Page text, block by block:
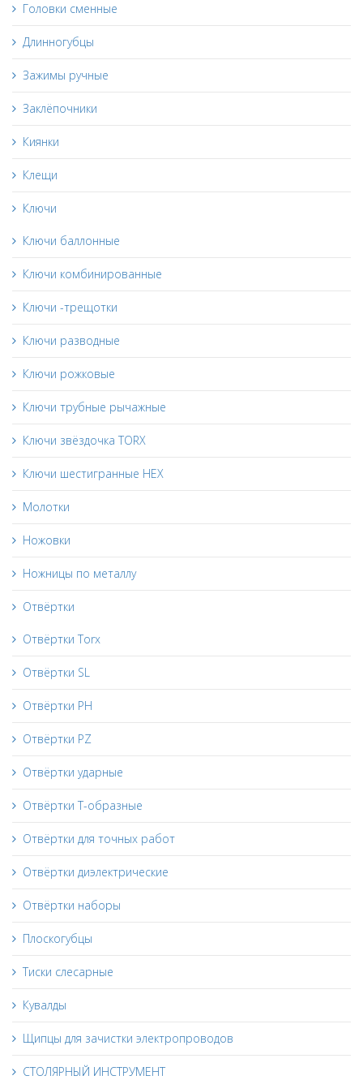
Головки сменные
Длинногубцы
Зажимы ручные
Заклёпочники
Киянки
Клещи
Ключи
Ключи баллонные
Ключи комбинированные
Ключи -трещотки
Ключи разводные
Ключи рожковые
Ключи трубные рычажные
Ключи звёздочка TORX
Ключи шестигранные HEX
Молотки
Ножовки
Ножницы по металлу
Отвёртки
Отвёртки Torx
Отвёртки SL
Отвёртки PH
Отвёртки PZ
Отвёртки ударные
Отвёртки Т-образные
Отвёртки для точных работ
Отвёртки диэлектрические
Отвёртки наборы
Плоскогубцы
Тиски слесарные
Кувалды
Щипцы для зачистки электропроводов
СТОЛЯРНЫЙ ИНСТРУМЕНТ